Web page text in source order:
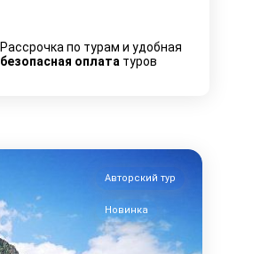
Рассрочка по турам и удобная
безопасная оплата туров
Авторский тур
Новинка